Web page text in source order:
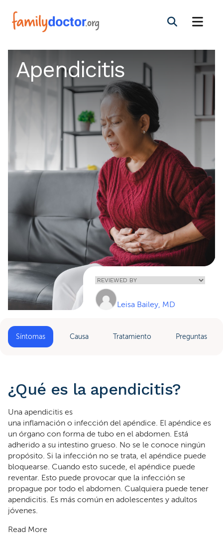
Apendicitis
Home»
Apendicitis
Leisa Bailey, MD
Síntomas Causa Tratamiento Preguntas
¿Qué es la apendicitis?
Una apendicitis es
una inflamación o infección del apéndice. El apéndice es
un órgano con forma de tubo en el abdomen. Está
adherido a su intestino grueso. No se le conoce ningún
propósito. Si la infección no se trata, el apéndice puede
bloquearse. Cuando esto sucede, el apéndice puede
reventar. Esto puede provocar que la infección se
propague por todo el abdomen. Cualquiera puede tener
apendicitis. Es más común en adolescentes y adultos
jóvenes.
Read More